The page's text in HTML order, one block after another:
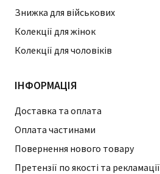
Знижка для військових
Колекції для жінок
Колекції для чоловіків
ІНФОРМАЦІЯ
Доставка та оплата
Оплата частинами
Повернення нового товару
Претензії по якості та рекламації